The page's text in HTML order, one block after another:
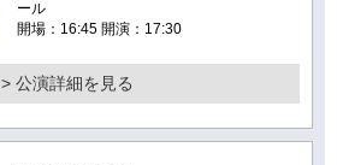
ール
開場：16:45 開演：17:30
> 公演詳細を見る